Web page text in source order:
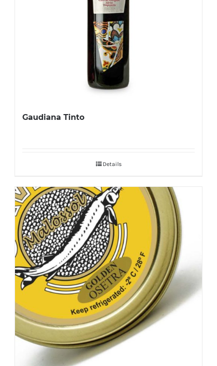
Gaudiana Tinto
Details